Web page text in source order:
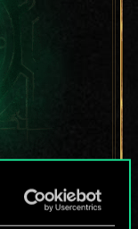
isto é